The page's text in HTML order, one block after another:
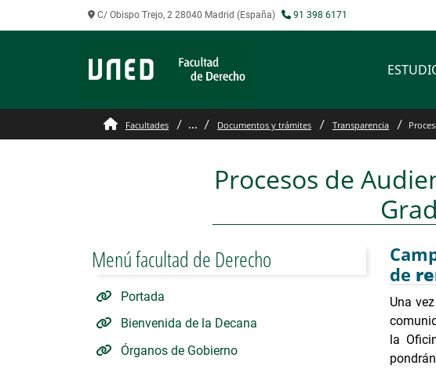
C/ Obispo Trejo, 2 28040 Madrid (España) 91 398 6171
Procesos de Audiencia Pública
Facultades ... Documentos y trámites Transparencia
Procesos de
Menú facultad de Derecho
Portada
Bienvenida de la Decana
Órganos de Gobierno
de
Una
la